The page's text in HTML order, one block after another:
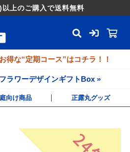
以上のご購入で送料無料
得な“定期コース”はコチラ！！
ラワーデザインギフトBox »
向け商品 正露丸グッズ